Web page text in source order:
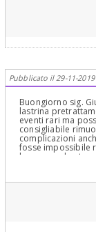
episodi descritti,
Pubblicato il 29-11-2019
Buongiorno sig.
lastrina
eventi rari ma
consigliabile
complicazioni
fosse impossibile
bypassare lo